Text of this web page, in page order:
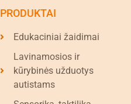
PRODUKTAI
Edukaciniai žaidimai
Lavinamosios ir
kūrybinės užduotys
autistams